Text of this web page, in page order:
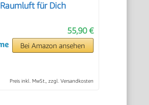
Raumluft für Dich
55,90 €
Bei Amazon ansehen
Preis inkl. MwSt., zzgl. Versandkosten